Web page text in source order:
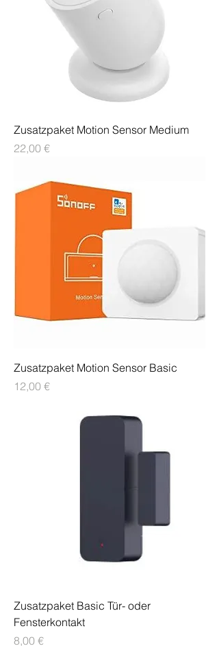
Zusatzpaket Motion Sensor Medium
Preis
22,00 €
Zusatzpaket Motion Sensor Basic
Preis
12,00 €
Zusatzpaket Basic Tür- oder
Fensterkontakt
Preis
8,00 €